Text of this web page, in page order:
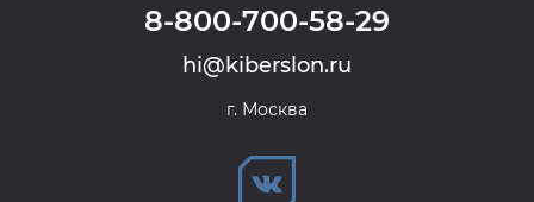
8-800-700-58-29
hi@kiberslon.ru
г. Москва